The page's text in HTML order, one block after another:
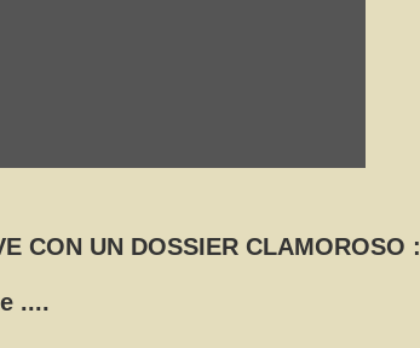
CON UN DOSSIER CLAMOROSO :
....